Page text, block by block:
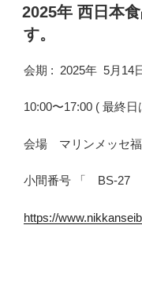
稿
日:
2025年 西日本
す。
会期 : 2025年 5月14
10:00〜17:00 ( 最終日
会場 マリンメッセ
小間番号 「 BS-27
https://